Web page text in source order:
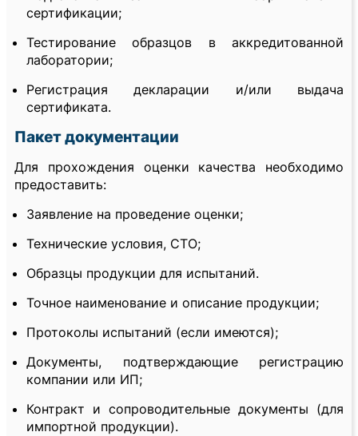
сертификации;
Тестирование образцов в аккредитованной
лаборатории;
Регистрация декларации и/или выдача
сертификата.
Пакет документации
Для прохождения оценки качества необходимо
предоставить:
Заявление на проведение оценки;
Технические условия, СТО;
Образцы продукции для испытаний.
Точное наименование и описание продукции;
Протоколы испытаний (если имеются);
Документы, подтверждающие регистрацию
компании или ИП;
Контракт и сопроводительные документы (для
импортной продукции).